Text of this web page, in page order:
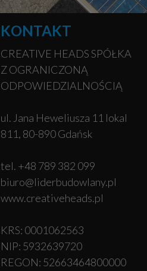
KONTAKT
CREATIVE HEADS SPÓŁKA
Z OGRANICZONĄ
ODPOWIEDZIALNOŚCIĄ
ul. Jana Heweliusza 11 lokal
811, 80-890 Gdańsk
tel. +48 789 382 099
biuro@liderbudowlany.pl
www.creativeheads.pl
KRS: 0001062563
NIP: 5932639720
REGON: 52663464800000